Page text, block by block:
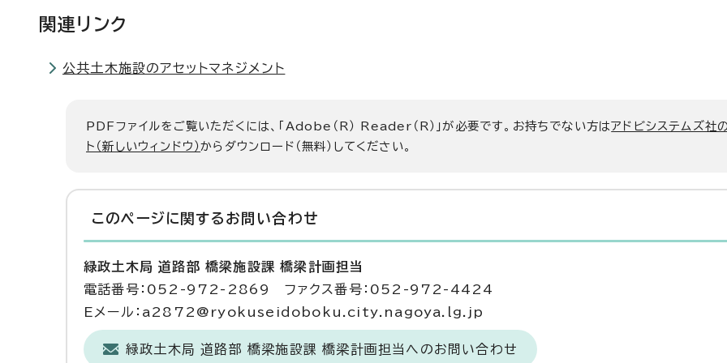
関連リンク
公共土木施設のアセットマネジメント
PDFファイルをご覧いただくには、「Adobe（R） Reader（R）」が必要です。お持ちでない方はアドビシステムズ社
ト（新しいウィンドウ）からダウンロード（無料）してください。
このページに関する お問い合わせ
緑政土木局 道路部 橋梁施設課 橋梁計画担当
電話番号：052-972-2869 ファクス番号：052-972-4424
Eメール：a2872@ryokuseidoboku.city.nagoya.lg.jp
緑政土木局 道路部 橋梁施設課 橋梁計画担当へのお問い合わせ